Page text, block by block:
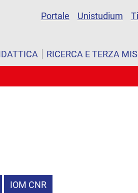
Portale Unistudium
RICERCA E TERZA
IOM CNR